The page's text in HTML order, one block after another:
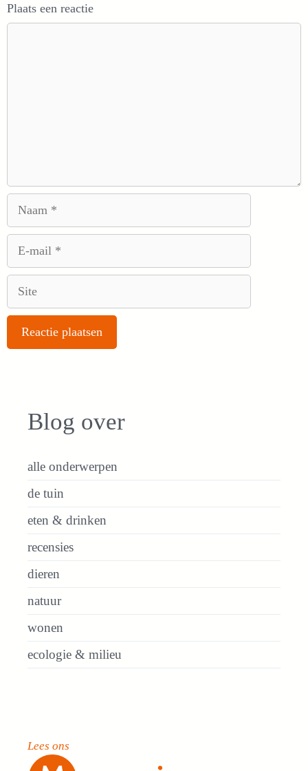
Plaats een reactie
Blog over
alle onderwerpen
de tuin
eten & drinken
recensies
dieren
natuur
wonen
ecologie & milieu
Lees ons